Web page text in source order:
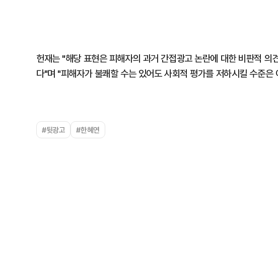
헌재는 "해당 표현은 피해자의 과거 간접광고 논란에 대한 비판적
다"며 "피해자가 불쾌할 수는 있어도 사회적 평가를 저하시킬 수준은
#뒷광고 #한혜연